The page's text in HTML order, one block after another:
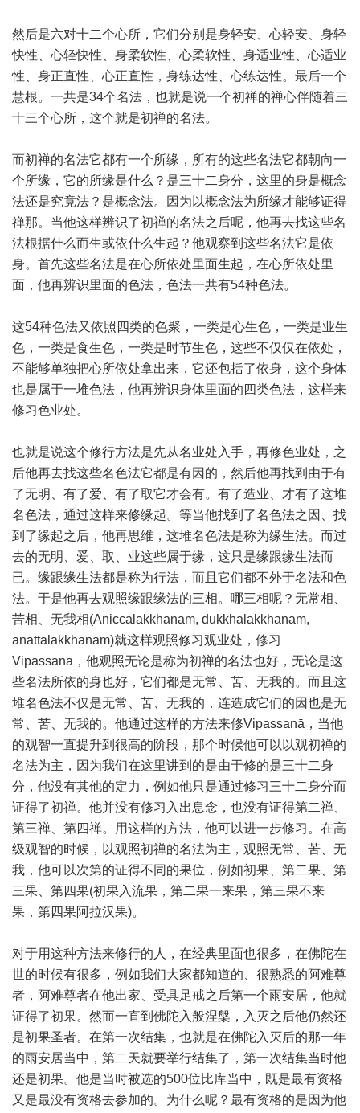
然后是六对十二个心所，它们分别是身轻安、心轻安、身轻
快性、心轻快性、身柔软性、心柔软性、身适业性、心适业
性、身正直性、心正直性，身练达性、心练达性。最后一个
慧根。一共是34个名法，也就是说一个初禅的禅心伴随着三
十三个心所，这个就是初禅的名法。
而初禅的名法它都有一个所缘，所有的这些名法它都朝向一
个所缘，它的所缘是什么？是三十二身分，这里的身是概念
法还是究竟法？是概念法。因为以概念法为所缘才能够证得
禅那。当他这样辨识了初禅的名法之后呢，他再去找这些名
法根据什么而生或依什么生起？他观察到这些名法它是依
身。首先这些名法是在心所依处里面生起，在心所依处里
面，他再辨识里面的色法，色法一共有54种色法。
这54种色法又依照四类的色聚，一类是心生色，一类是业生
色，一类是食生色，一类是时节生色，这些不仅仅在依处，
不能够单独把心所依处拿出来，它还包括了依身，这个身体
也是属于一堆色法，他再辨识身体里面的四类色法，这样来
修习色业处。
也就是说这个修行方法是先从名业处入手，再修色业处，之
后他再去找这些名色法它都是有因的，然后他再找到由于有
了无明、有了爱、有了取它才会有。有了造业、才有了这堆
名色法，通过这样来修缘起。等当他找到了名色法之因、找
到了缘起之后，他再思维，这堆名色法是称为缘生法。而过
去的无明、爱、取、业这些属于缘，这只是缘跟缘生法而
已。缘跟缘生法都是称为行法，而且它们都不外于名法和色
法。于是他再去观照缘跟缘法的三相。哪三相呢？无常相、
苦相、无我相(Aniccalakkhanam, dukkhalakkhanam,
anattalakkhanam)就这样观照修习观业处，修习
Vipassanā，他观照无论是称为初禅的名法也好，无论是这
些名法所依的身也好，它们都是无常、苦、无我的。而且这
堆名色法不仅是无常、苦、无我的，连造成它们的因也是无
常、苦、无我的。他通过这样的方法来修Vipassanā，当他
的观智一直提升到很高的阶段，那个时候他可以以观初禅的
名法为主，因为我们在这里讲到的是由于修的是三十二身
分，他没有其他的定力，例如他只是通过修习三十二身分而
证得了初禅。他并没有修习入出息念，也没有证得第二禅、
第三禅、第四禅。用这样的方法，他可以进一步修习。在高
级观智的时候，以观照初禅的名法为主，观照无常、苦、无
我，他可以次第的证得不同的果位，例如初果、第二果、第
三果、第四果(初果入流果，第二果一来果，第三果不来
果，第四果阿拉汉果)。
对于用这种方法来修行的人，在经典里面也很多，在佛陀在
世的时候有很多，例如我们大家都知道的、很熟悉的阿难尊
者，阿难尊者在他出家、受具足戒之后第一个雨安居，他就
证得了初果。然而一直到佛陀入般涅槃，入灭之后他仍然还
是初果圣者。在第一次结集，也就是在佛陀入灭后的那一年
的雨安居当中，第二天就要举行结集了，第一次结集当时他
还是初果。他是当时被选的500位比库当中，既是最有资格
又是最没有资格去参加的。为什么呢？最有资格的是因为他